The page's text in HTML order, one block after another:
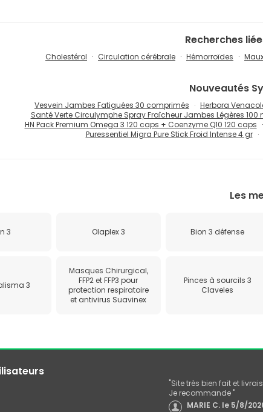
Recherches
Cholestérol Circulation cérébrale Hémorroïdes
Nouveautés
Vesvein Jambes Fatiguées 30 comprimés Herbora
Santé Verte Circulymphe Spray Fraîcheur Jambes Légères 100
HN Pack Premium Omega 3 120 caps + Coenzyme Q10 120 caps
Puressentiel Migra Pure Stick Froid Intense 4 gr
Les
3 Olaplex 3 Bion 3 défense
3
Masques Chirurgical,
FFP2 et FFP3 pour
protection respiratoire
et antivirus Suavinex
Pinces à sourcils 3
Claveles
"Site très bien fait et
Je recommande "
MARIE C. le 5/8/